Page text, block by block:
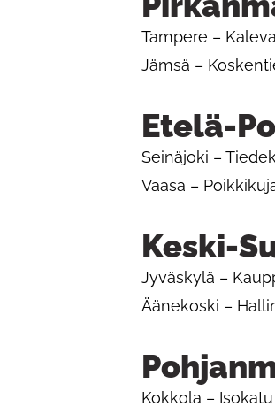
Tampere –
Jämsä –
Etelä-
Seinäjoki –
Vaasa –
Keski-
Jyväskylä –
Äänekoski –
Kokkola –